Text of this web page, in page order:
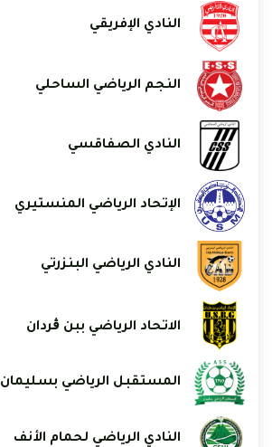
النادي الإفريقي
النجم الرياضي الساحلي
النادي الصفاقسي
الإتحاد الرياضي المنستيري
النادي الرياضي البنزرتي
الاتحاد الرياضي ببن ڨردان
المستقبل الرياضي بسليمان
النادي الرياضي لحمام الأنف